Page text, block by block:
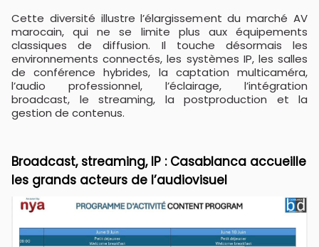
Cette diversité illustre l’élargissement du marché AV
marocain, qui ne se limite plus aux équipements
classiques de diffusion. Il touche désormais les
environnements connectés, les systèmes IP, les salles
de conférence hybrides, la captation multicaméra,
l’audio professionnel, l’éclairage, l’intégration
broadcast, le streaming, la postproduction et la
gestion de contenus.
Broadcast, streaming, IP : Casablanca accueille
les grands acteurs de l’audiovisuel